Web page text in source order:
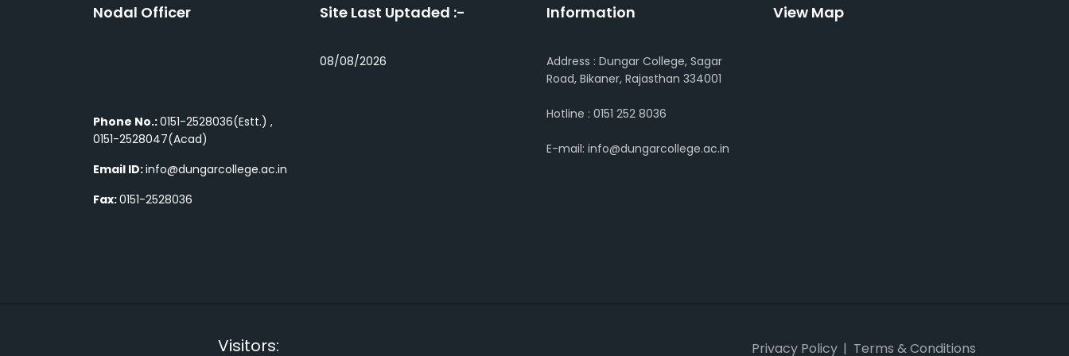
Nodal Officer
Phone No.:0151-2528036(Estt.) ,
0151-2528047(Acad)
Email ID:info@dungarcollege.ac.in
Fax:0151-2528036
Site Last Uptaded :-
08/08/2026
Information
Address : Dungar College, Sagar
Road, Bikaner, Rajasthan 334001
Hotline : 0151 252 8036
E-mail: info@dungarcollege.ac.in
View Map
Visitors: Privacy Policy Terms & Conditions